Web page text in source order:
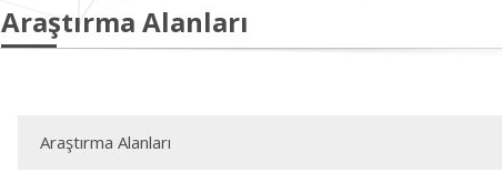
Araştırma Alanları
Araştırma Alanları